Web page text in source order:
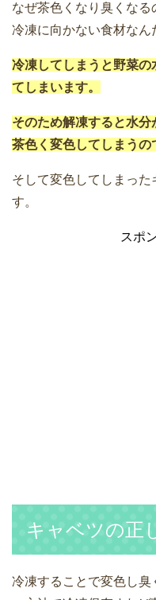
なぜ茶色くなり臭くな
冷凍に向かない食材なん
冷凍してしまうと野菜
てしまいます。
そのため解凍すると水
茶色く変色してしまうの
そして変色してしまった
す。
スポ
キャベツの正
冷凍することで変色し臭